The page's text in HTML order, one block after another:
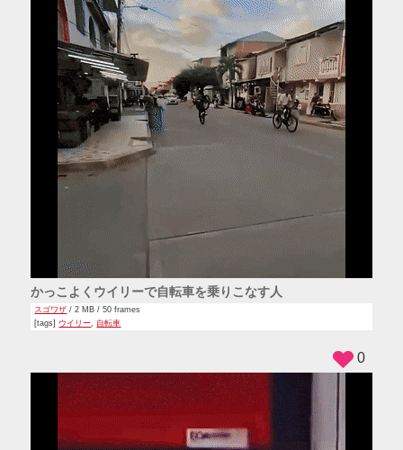
かっこよくウイリーで自転車を乗りこなす人
スゴワザ / 2 MB / 50 frames
[tags] ウイリー 自転車
0